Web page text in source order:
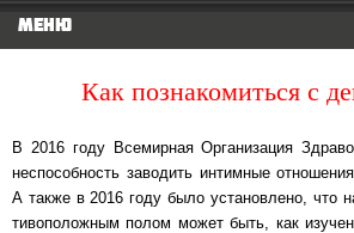
МЕНЮ
Как познакомиться с
В 2016 году Всемирная Организация
не­спо­соб­ность за­во­дить интимные
А также в 2016 году было ус­та­нов­ле­но, что
ти­во­по­лож­ным полом может быть, как